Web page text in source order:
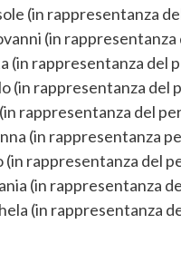
(in rappresentanza
(in
(in rappresentanza
(in rappresentanza
rappresentanza del
(in rappresentanza
(in rappresentanza del
(in rappresentanza
(in rappresentanza